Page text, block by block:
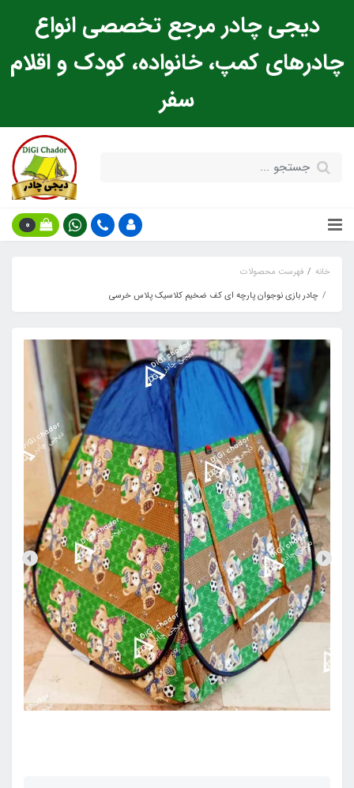
دیجی چادر مرجع تخصصی انواع
چادرهای کمپ، خانواده، کودک و اقلام
سفر
0
خانه
فهرست محصولات
چادر بازی نوجوان پارچه ای کف ضخیم کلاسیک پلاس خرسی